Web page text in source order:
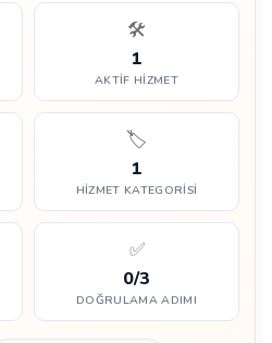
🛠️
1
AKTIF HIZMET
🏷️
1
HIZMET KATEGORISI
✅
0/3
DOĞRULAMA ADIMI